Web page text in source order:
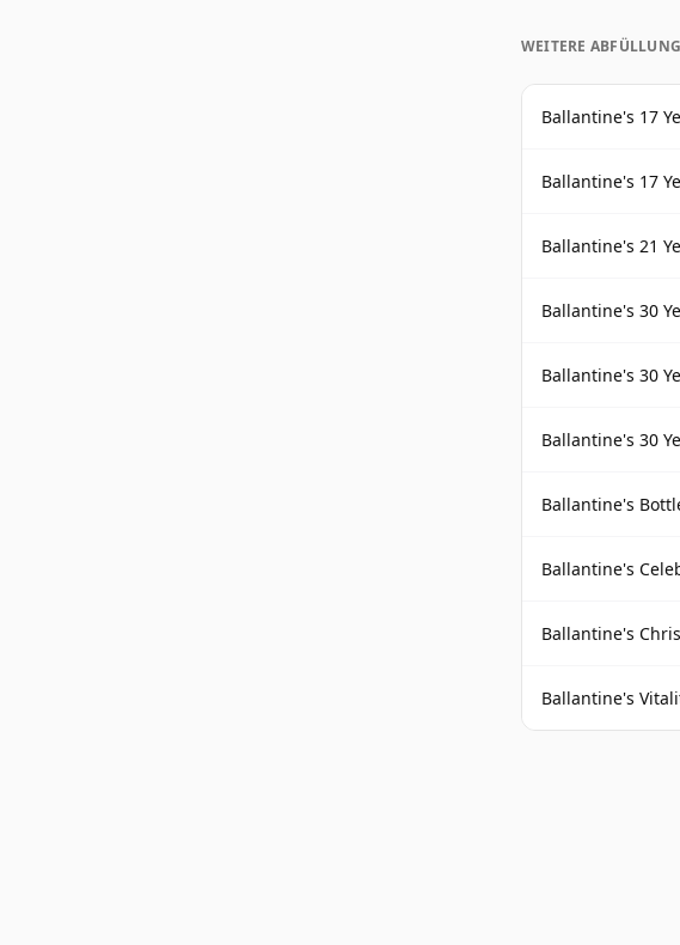
WEITERE
Ballantine's 17
Ballantine's 17
Ballantine's 21
Ballantine's 30
Ballantine's 30
Ballantine's 30
Ballantine's
Ballantine's
Ballantine's
Ballantine's